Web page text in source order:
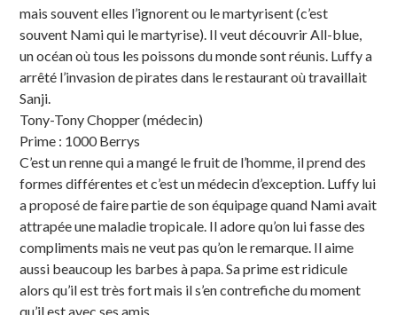
mais souvent elles l’ignorent ou le martyrisent (c’est
souvent Nami qui le martyrise). Il veut découvrir All-blue,
un océan où tous les poissons du monde sont réunis. Luffy a
arrêté l’invasion de pirates dans le restaurant où travaillait
Sanji.
Tony-Tony Chopper (médecin)
Prime : 1000 Berrys
C’est un renne qui a mangé le fruit de l’homme, il prend des
formes différentes et c’est un médecin d’exception. Luffy lui
a proposé de faire partie de son équipage quand Nami avait
attrapée une maladie tropicale. Il adore qu’on lui fasse des
compliments mais ne veut pas qu’on le remarque. Il aime
aussi beaucoup les barbes à papa. Sa prime est ridicule
alors qu’il est très fort mais il s’en contrefiche du moment
qu’il est avec ses amis.